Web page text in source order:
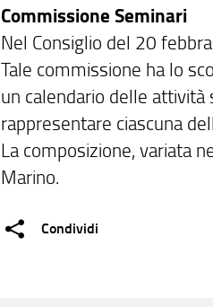
Commissione Seminari
Nel Consiglio del 20
Tale commissione ha lo
un calendario delle
rappresentare ciascuna
La composizione, variata
Marino.
Condividi